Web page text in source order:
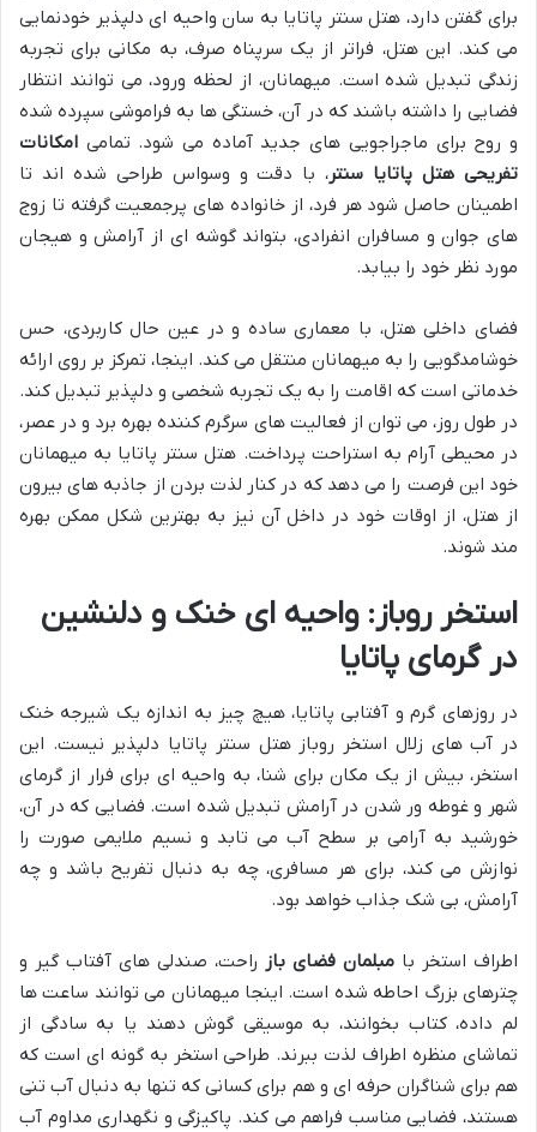
برای گفتن دارد، هتل سنتر پاتایا به سان واحیه ای دلپذیر خودنمایی
می کند. این هتل، فراتر از یک سرپناه صرف، به مکانی برای تجربه
زندگی تبدیل شده است. میهمانان، از لحظه ورود، می توانند انتظار
فضایی را داشته باشند که در آن، خستگی ها به فراموشی سپرده شده
و روح برای ماجراجویی های جدید آماده می شود. تمامی امکانات
تفریحی هتل پاتایا سنتر، با دقت و وسواس طراحی شده اند تا
اطمینان حاصل شود هر فرد، از خانواده های پرجمعیت گرفته تا زوج
های جوان و مسافران انفرادی، بتواند گوشه ای از آرامش و هیجان
مورد نظر خود را بیابد.
فضای داخلی هتل، با معماری ساده و در عین حال کاربردی، حس
خوشامدگویی را به میهمانان منتقل می کند. اینجا، تمرکز بر روی ارائه
خدماتی است که اقامت را به یک تجربه شخصی و دلپذیر تبدیل کند.
در طول روز، می توان از فعالیت های سرگرم کننده بهره برد و در عصر،
در محیطی آرام به استراحت پرداخت. هتل سنتر پاتایا به میهمانان
خود این فرصت را می دهد که در کنار لذت بردن از جاذبه های بیرون
از هتل، از اوقات خود در داخل آن نیز به بهترین شکل ممکن بهره
مند شوند.
استخر روباز: واحیه ای خنک و دلنشین
در گرمای پاتایا
در روزهای گرم و آفتابی پاتایا، هیچ چیز به اندازه یک شیرجه خنک
در آب های زلال استخر روباز هتل سنتر پاتایا دلپذیر نیست. این
استخر، بیش از یک مکان برای شنا، به واحیه ای برای فرار از گرمای
شهر و غوطه ور شدن در آرامش تبدیل شده است. فضایی که در آن،
خورشید به آرامی بر سطح آب می تابد و نسیم ملایمی صورت را
نوازش می کند، برای هر مسافری، چه به دنبال تفریح باشد و چه
آرامش، بی شک جذاب خواهد بود.
اطراف استخر با مبلمان فضای باز راحت، صندلی های آفتاب گیر و
چترهای بزرگ احاطه شده است. اینجا میهمانان می توانند ساعت ها
لم داده، کتاب بخوانند، به موسیقی گوش دهند یا به سادگی از
تماشای منظره اطراف لذت ببرند. طراحی استخر به گونه ای است که
هم برای شناگران حرفه ای و هم برای کسانی که تنها به دنبال آب تنی
هستند، فضایی مناسب فراهم می کند. پاکیزگی و نگهداری مداوم آب